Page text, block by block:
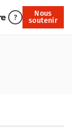
?
Nous
soutenir